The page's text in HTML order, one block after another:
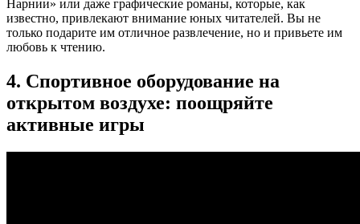
Нарнии» или даже графические романы, которые, как
известно, привлекают внимание юных читателей. Вы не
только подарите им отличное развлечение, но и привьете им
любовь к чтению.
4. Спортивное оборудование на
открытом воздухе: поощряйте
активные игры